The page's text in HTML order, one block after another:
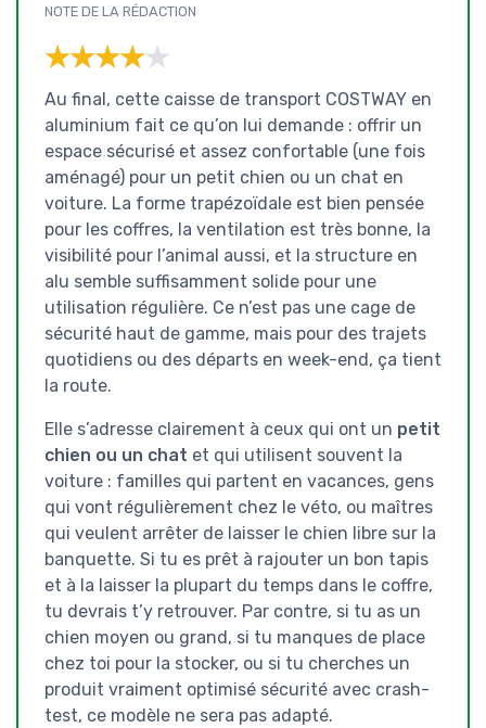
NOTE DE LA RÉDACTION
★★★★★
★★★★★
Au final, cette caisse de transport COSTWAY en
aluminium fait ce qu’on lui demande : offrir un
espace sécurisé et assez confortable (une fois
aménagé) pour un petit chien ou un chat en
voiture. La forme trapézoïdale est bien pensée
pour les coffres, la ventilation est très bonne, la
visibilité pour l’animal aussi, et la structure en
alu semble suffisamment solide pour une
utilisation régulière. Ce n’est pas une cage de
sécurité haut de gamme, mais pour des trajets
quotidiens ou des départs en week-end, ça tient
la route.
Elle s’adresse clairement à ceux qui ont un petit
chien ou un chat et qui utilisent souvent la
voiture : familles qui partent en vacances, gens
qui vont régulièrement chez le véto, ou maîtres
qui veulent arrêter de laisser le chien libre sur la
banquette. Si tu es prêt à rajouter un bon tapis
et à la laisser la plupart du temps dans le coffre,
tu devrais t’y retrouver. Par contre, si tu as un
chien moyen ou grand, si tu manques de place
chez toi pour la stocker, ou si tu cherches un
produit vraiment optimisé sécurité avec crash-
test, ce modèle ne sera pas adapté.